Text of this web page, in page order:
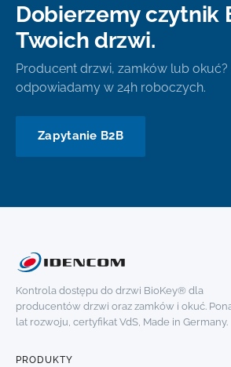
Dobierzemy czytnik
Twoich drzwi.
Producent drzwi, zamków lub
odpowiadamy w 24h roboczych.
Zapytanie B2B
Kontrola dostępu do drzwi BioKey® dla
producentów drzwi oraz zamków i okuć.
lat rozwoju, certyfikat VdS, Made in Germany.
PRODUKTY